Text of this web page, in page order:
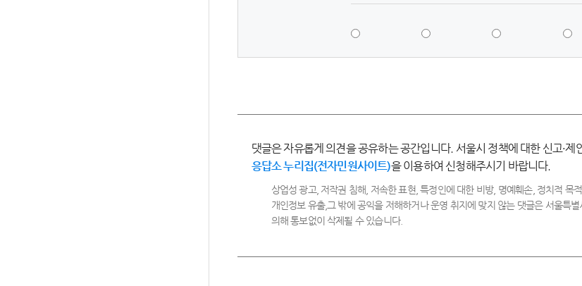
댓글은 자유롭게 의견을 공유하는 공간입니다. 서울시 정책에 대한 신고·제
응답소 누리집(전자민원사이트)을 이용하여 신청해주시기 바랍니다.
상업성 광고, 저작권 침해, 저속한 표현, 특정인에 대한 비방, 명예훼손, 정치적 목
개인정보 유출,그 밖에 공익을 저해하거나 운영 취지에 맞지 않는 댓글은 서울특
의해 통보없이 삭제될 수 있습니다.